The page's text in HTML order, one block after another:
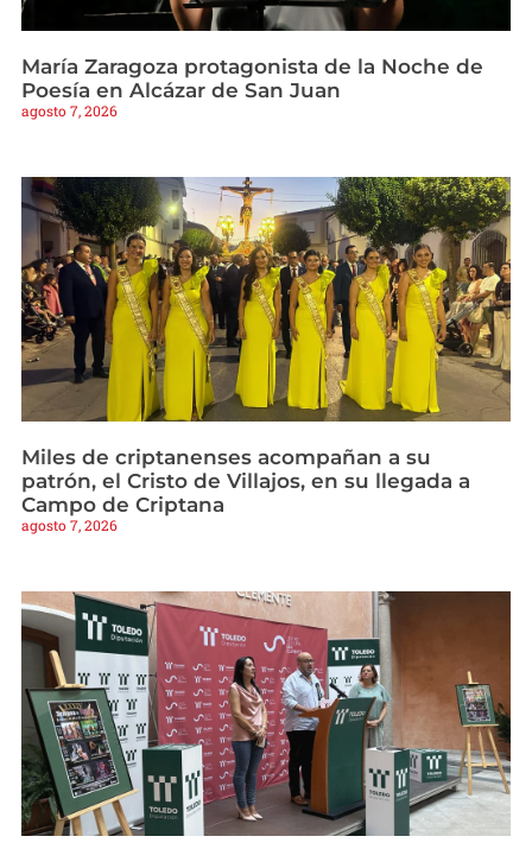
María Zaragoza protagonista de la Noche de
Poesía en Alcázar de San Juan
agosto 7, 2026
Miles de criptanenses acompañan a su
patrón, el Cristo de Villajos, en su llegada a
Campo de Criptana
agosto 7, 2026